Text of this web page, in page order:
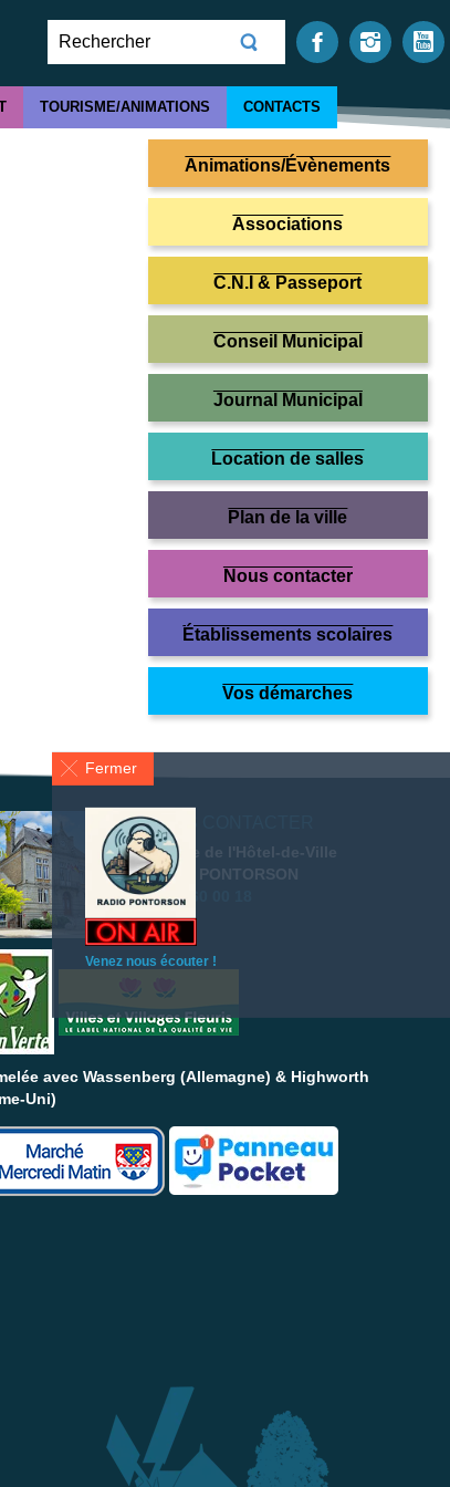
Fermer
Venez nous écouter !
TOURISME/ANIMATIONS CONTACTS
Animations/Évènements
Associations
C.N.I & Passeport
Conseil Municipal
Journal Municipal
Location de salles
Plan de la ville
Nous contacter
Établissements scolaires
Vos démarches
NOUS CONTACTER
2 place de l'Hôtel-de-Ville
50 170 PONTORSON
02 33 60 00 18
avec Wassenberg (Allemagne) & Highworth
Uni)